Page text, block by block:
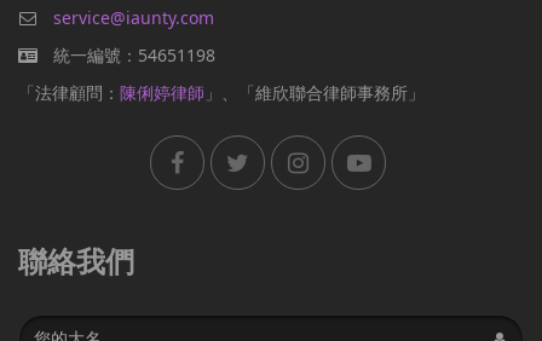
service@iaunty.com
統一編號：54651198
「法律顧問： 陳俐婷律師 」、「維欣聯合律師事務所」
聯絡我們
Name